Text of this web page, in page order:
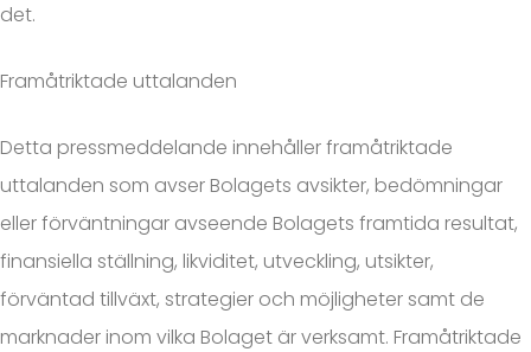
det.
Framåtriktade uttalanden
Detta pressmeddelande innehåller framåtriktade
uttalanden som avser Bolagets avsikter, bedömningar
eller förväntningar avseende Bolagets framtida resultat,
finansiella ställning, likviditet, utveckling, utsikter,
förväntad tillväxt, strategier och möjligheter samt de
marknader inom vilka Bolaget är verksamt. Framåtriktade